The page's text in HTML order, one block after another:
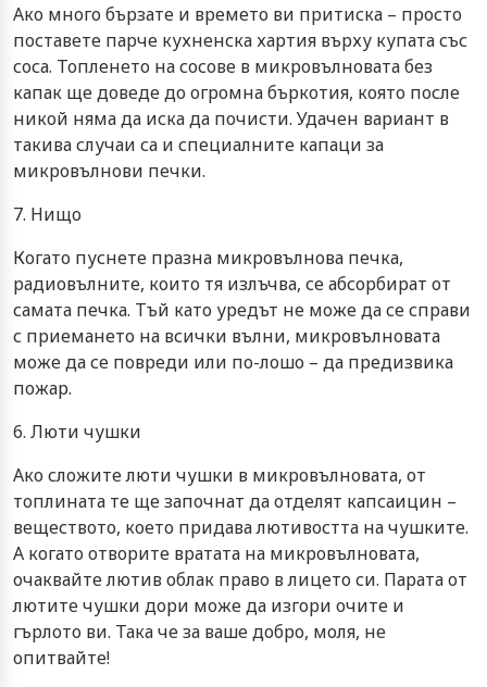
Ако много бързате и времето ви притиска – просто
поставете парче кухненска хартия върху купата със
соса. Топленето на сосове в микровълновата без
капак ще доведе до огромна бъркотия, която после
никой няма да иска да почисти. Удачен вариант в
такива случаи са и специалните капаци за
микровълнови печки.
7. Нищо
Когато пуснете празна микровълнова печка,
радиовълните, които тя излъчва, се абсорбират от
самата печка. Тъй като уредът не може да се справи
с приемането на всички вълни, микровълновата
може да се повреди или по-лошо – да предизвика
пожар.
6. Люти чушки
Ако сложите люти чушки в микровълновата, от
топлината те ще започнат да отделят капсаицин –
веществото, което придава лютивостта на чушките.
А когато отворите вратата на микровълновата,
очаквайте лютив облак право в лицето си. Парата от
лютите чушки дори може да изгори очите и
гърлото ви. Така че за ваше добро, моля, не
опитвайте!